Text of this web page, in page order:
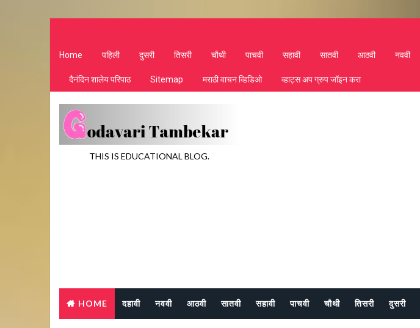
Home पहिली दुसरी तिसरी चौथी पाचवी सहावी सातवी आठवी नववी
दैनंदिन शालेय परिपाठ Sitemap मराठी वाचन व्हिडिओ व्हाट्स अप ग्रुप जॉइन करा
THIS IS EDUCATIONAL BLOG.
HOME दहावी नववी आठवी सातवी सहावी पाचवी चौथी तिसरी दुसरी